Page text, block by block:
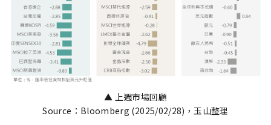
▲ 上週市場回顧
Source：Bloomberg (2025/02/28)，玉山整理